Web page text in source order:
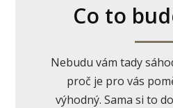
Co to
Nebudu vám tady
proč je pro vás
výhodný. Sama si to